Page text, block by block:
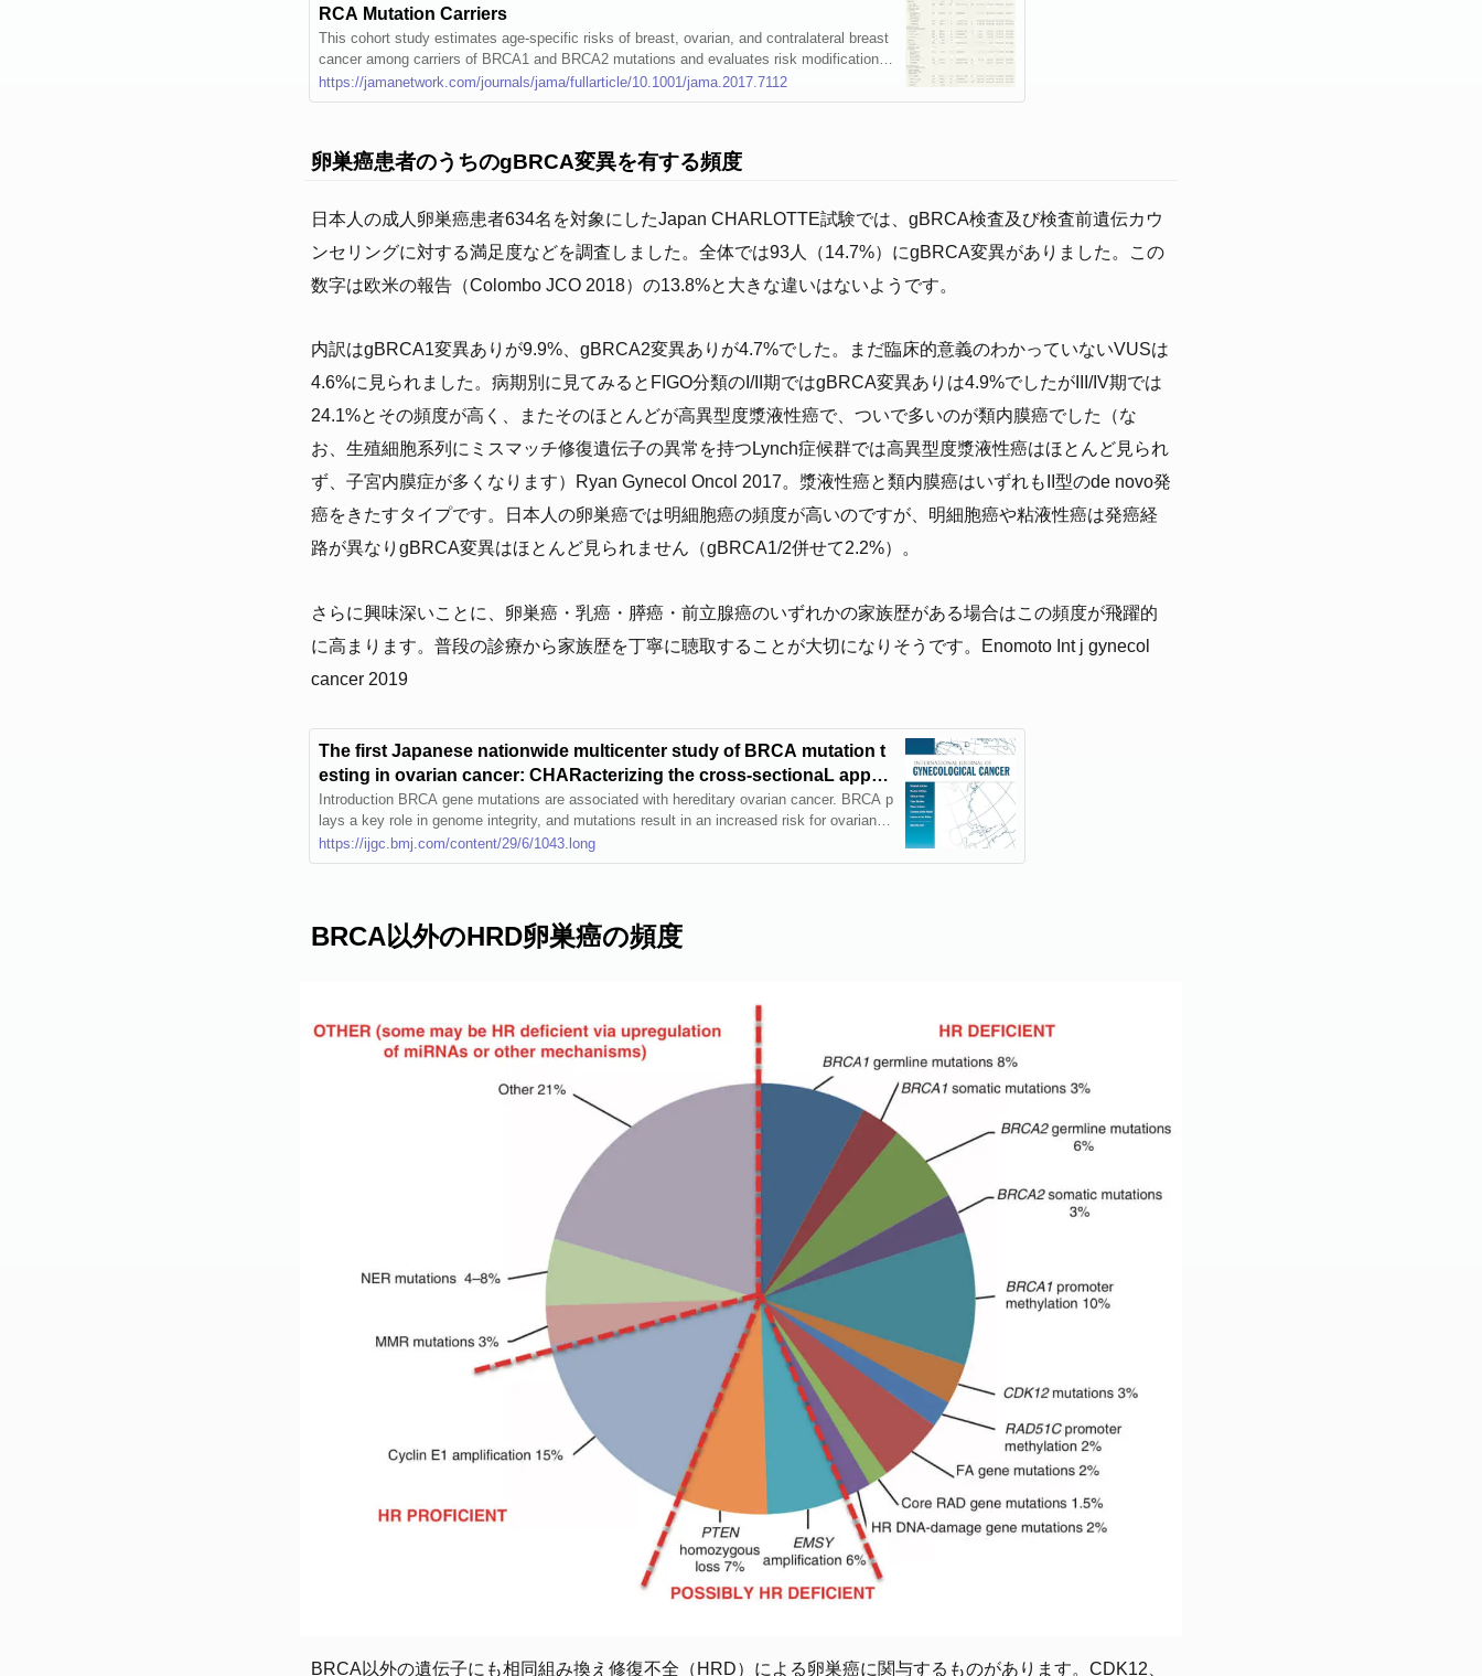
RCA Mutation Carriers
This cohort study estimates age-specific risks of breast, ovarian, and contralateral breast
cancer among carriers of BRCA1 and BRCA2 mutations and evaluates risk modification b
y family cancer history and location of the mutation within the BRCA gene.
https://jamanetwork.com/journals/jama/fullarticle/10.1001/jama.2017.7112
卵巣癌患者のうちのgBRCA変異を有する頻度
日本人の成人卵巣癌患者634名を対象にしたJapan CHARLOTTE試験では、gBRCA検査及び検査前遺伝カウ
ンセリングに対する満足度などを調査しました。全体では93人（14.7%）にgBRCA変異がありました。この
数字は欧米の報告（Colombo JCO 2018）の13.8%と大きな違いはないようです。
内訳はgBRCA1変異ありが9.9%、gBRCA2変異ありが4.7%でした。まだ臨床的意義のわかっていないVUSは
4.6%に見られました。病期別に見てみるとFIGO分類のI/II期ではgBRCA変異ありは4.9%でしたがIII/IV期では
24.1%とその頻度が高く、またそのほとんどが高異型度漿液性癌で、ついで多いのが類内膜癌でした（な
お、生殖細胞系列にミスマッチ修復遺伝子の異常を持つLynch症候群では高異型度漿液性癌はほとんど見られ
ず、子宮内膜症が多くなります）Ryan Gynecol Oncol 2017。漿液性癌と類内膜癌はいずれもII型のde novo発
癌をきたすタイプです。日本人の卵巣癌では明細胞癌の頻度が高いのですが、明細胞癌や粘液性癌は発癌経
路が異なりgBRCA変異はほとんど見られません（gBRCA1/2併せて2.2%）。
さらに興味深いことに、卵巣癌・乳癌・膵癌・前立腺癌のいずれかの家族歴がある場合はこの頻度が飛躍的
に高まります。普段の診療から家族歴を丁寧に聴取することが大切になりそうです。Enomoto Int j gynecol
cancer 2019
The first Japanese nationwide multicenter study of BRCA mutation t
esting in ovarian cancer: CHARacterizing the cross-sectionaL appro
ach to Ovarian cancer geneTic TEsting of BRCA (CHARLOTTE)
Introduction BRCA gene mutations are associated with hereditary ovarian cancer. BRCA p
lays a key role in genome integrity, and mutations result in an increased risk for ovarian c
ancer. Although various guidelines recommend BRCA testing in patients with ovarian canc
er, data on germline BRCA (g B RCA ) mutation frequency in ovarian cancer in Japan are
ients’ satisfaction with pre-test genetic counseling. Methods The CHARLOTTE study (CH
ARacterizing the cross-sectionaL approach to Ovarian cancer: geneTic TEsting of BRCA ;
ube cancer), with histologically confirmed specimens. Patients were enrolled sequentially
and underwent pre-test genetic counseling for BRCA testing. Blood samples were centrall
y tested for the presence or absence of known g BRCA mutations. A questionnaire was u
patients with a mean age of 56.9 years were included. Most patients (84.2%) had epithelia
l ovarian cancer, and 51.1% had FIGO stage III–IV cancer. Nearly all patients (99.5%) rec
eived genetic counseling before the BRCA testing, either by an obstetrician-gynecologist
(42.0%) or a clinical geneticist (42.0%). The overall prevalence of g BRCA1/2 mutations w
as 14.7% (93/634), with g BRCA1 mutations (9.9%) more common than g BRCA2 mutatio
ns (4.7%). High-grade serous carcinoma showed a prevalence of g BRCA mutations of 2
8.5%. Most patients were satisfied with pre-test counseling, irrespective of the service pro
amily history of ovarian cancer had a slightly higher prevalence of g BRCA mutations, but
none of the subgroups had considerably high g BRCA mutation prevalence. These data su
ggest that g BRCA testing should be carried out in all patients with ovarian cancer.
https://ijgc.bmj.com/content/29/6/1043.long
BRCA以外のHRD卵巣癌の頻度
BRCA以外の遺伝子にも相同組み換え修復不全（HRD）による卵巣癌に関与するものがあります。CDK12、